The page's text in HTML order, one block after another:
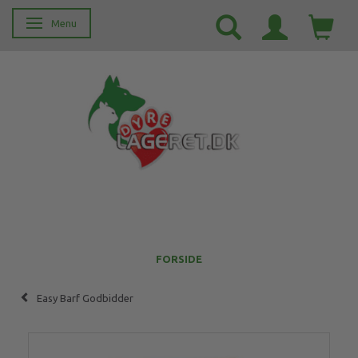
Skifte navigation
Menu
FORSIDE
Easy Barf Godbidder